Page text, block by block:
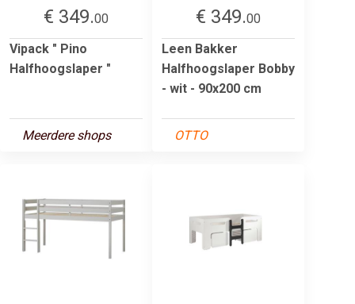
€ 349.00
Vipack " Pino
Halfhoogslaper "
Meerdere shops
€ 349.00
Leen Bakker
Halfhoogslaper Bobby
- wit - 90x200 cm
OTTO